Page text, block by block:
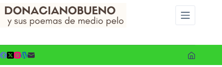
contenido